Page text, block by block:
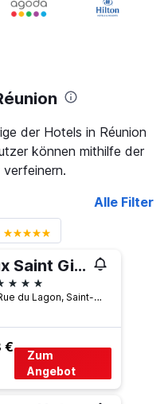
der Hotels in Réunion
können mithilfe der
Alle Filter
Lux Saint Gilles
28 Rue du Lagon, Saint-Paul, Réunion
€
Zum
Angebot